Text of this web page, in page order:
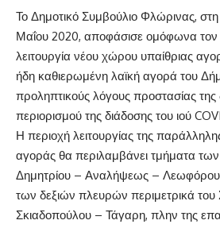
Το Δημοτικό Συμβούλιο Φλώρινας, στη
Μαΐου 2020, αποφάσισε ομόφωνα τον
λειτουργία νέου χώρου υπαίθριας
ήδη καθιερωμένη λαϊκή αγορά του
προληπτικούς λόγους προστασίας της
περιορισμού της διάδοσης του ιού
Η περιοχή λειτουργίας της
αγοράς θα περιλαμβάνει τμήματα
Δημητρίου – Αναλήψεως –
των δεξιών πλευρών περιμετρικά του
Σκιαδοπούλου – Τάγαρη, πλην της